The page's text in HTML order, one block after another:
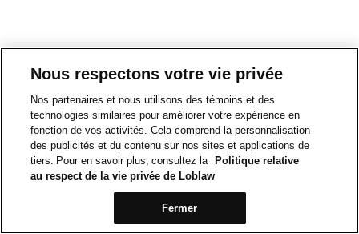
Nous respectons votre vie privée
Nos partenaires et nous utilisons des témoins et des
technologies similaires pour améliorer votre expérience en
fonction de vos activités. Cela comprend la personnalisation
des publicités et du contenu sur nos sites et applications de
tiers. Pour en savoir plus, consultez la
Politique relative
au respect de la vie privée de Loblaw
Fermer